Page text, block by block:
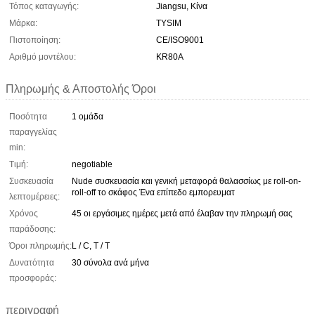
Τόπος καταγωγής:
Jiangsu, Κίνα
Μάρκα:
TYSIM
Πιστοποίηση:
CE/ISO9001
Αριθμό μοντέλου:
KR80A
Πληρωμής & Αποστολής Όροι
Ποσότητα
παραγγελίας
min:
1 ομάδα
Τιμή:
negotiable
Συσκευασία
λεπτομέρειες:
Nude συσκευασία και γενική μεταφορά θαλασσίως με roll-on-
roll-off το σκάφος Ένα επίπεδο εμπορευματ
Χρόνος
παράδοσης:
45 οι εργάσιμες ημέρες μετά από έλαβαν την πληρωμή σας
Όροι πληρωμής:L / C, T / T
Δυνατότητα
προσφοράς:
30 σύνολα ανά μήνα
περιγραφή